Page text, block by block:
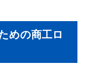
めの商工ロ